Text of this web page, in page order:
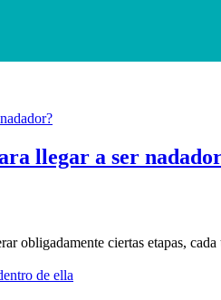
llegar a ser
obligadamente ciertas etapas,